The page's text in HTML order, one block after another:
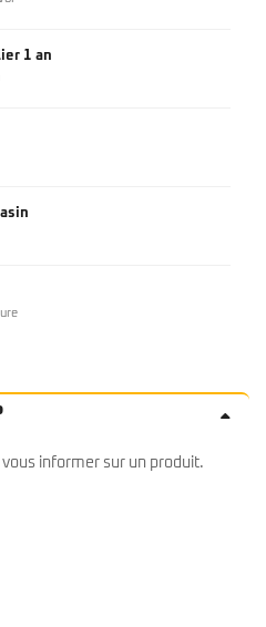
1 an
vous informer sur un produit.